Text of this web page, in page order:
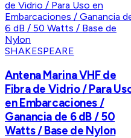
SHAKESPEARE
Antena Marina VHF de
Fibra de Vidrio / Para
en Embarcaciones /
Ganancia de 6 dB / 50
Watts / Base de Nylon